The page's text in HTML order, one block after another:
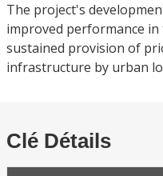
The project's
improved performance
sustained provision of
infrastructure by urban
Clé Détails